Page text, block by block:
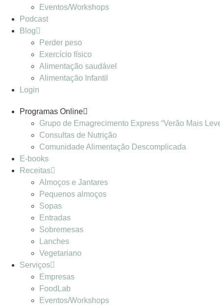
Eventos/Workshops
Podcast
Blog
Perder peso
Exercício físico
Alimentação saudável
Alimentação Infantil
Login
Programas Online
Grupo de Emagrecimento Express “Verão Mais
Consultas de Nutrição
Comunidade Alimentação Descomplicada
E-books
Receitas
Almoços e Jantares
Pequenos almoços
Sopas
Entradas
Sobremesas
Lanches
Vegetariano
Serviços
Empresas
FoodLab
Eventos/Workshops